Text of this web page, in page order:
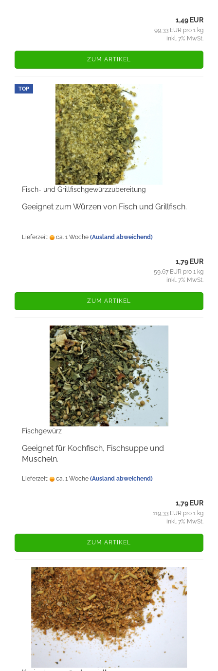
1,49 EUR
99,33 EUR pro 1 kg
inkl. 7% MwSt.
ZUM ARTIKEL
TOP
Fisch- und Grillfischgewürzzubereitung
Geeignet zum Würzen von Fisch und Grillfisch.
Lieferzeit: ca. 1 Woche (Ausland abweichend)
1,79 EUR
59,67 EUR pro 1 kg
inkl. 7% MwSt.
ZUM ARTIKEL
Fischgewürz
Geeignet für Kochfisch, Fischsuppe und
Muscheln.
Lieferzeit: ca. 1 Woche (Ausland abweichend)
1,79 EUR
119,33 EUR pro 1 kg
inkl. 7% MwSt.
ZUM ARTIKEL